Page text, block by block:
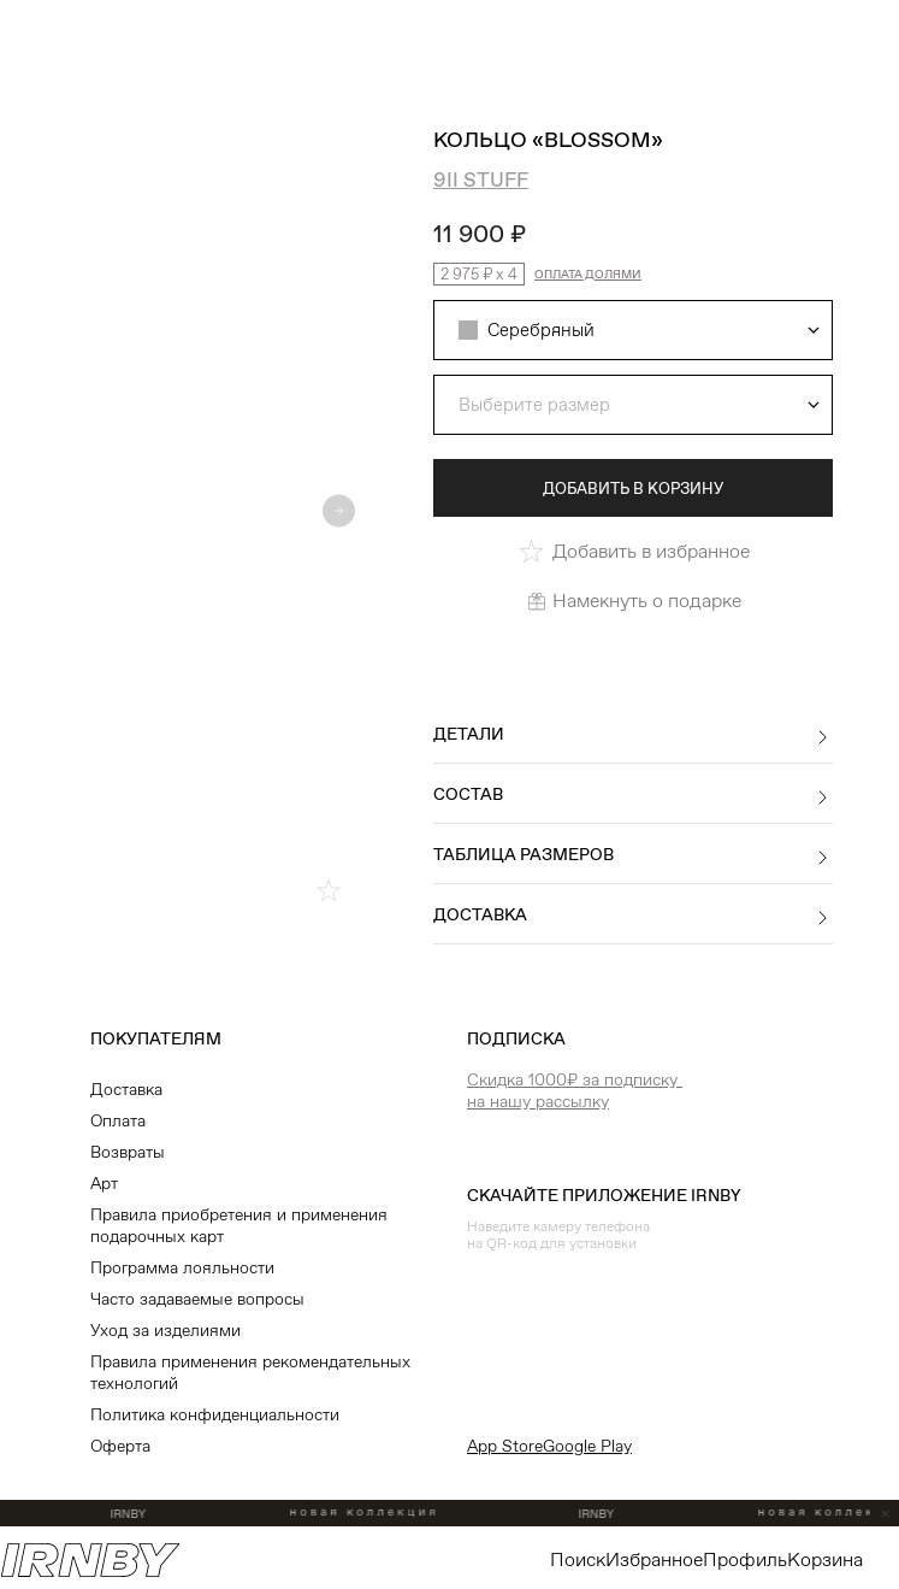
КОЛЬЦО «BLOSSOM»
9II STUFF
11 900 ₽
2 975 ₽x 4 ОПЛАТА ДОЛЯМИ
Серебряный
Выберите размер
ДОБАВИТЬ В КОРЗИНУ
Добавить в избранное
Намекнуть о подарке
ДЕТАЛИ
СОСТАВ
ТАБЛИЦА РАЗМЕРОВ
ДОСТАВКА
ПОКУПАТЕЛЯМ
Доставка
Оплата
Возвраты
Арт
Правила приобретения и применения
подарочных карт
Программа лояльности
Часто задаваемые вопросы
Уход за изделиями
Правила применения рекомендательных
технологий
Политика конфиденциальности
Оферта
ПОДПИСКА
Скидка 1000₽ за подписку
на нашу рассылку
СКАЧАЙТЕ ПРИЛОЖЕНИЕ IRNBY
Наведите камеру телефона
на QR-код для установки
App StoreGoogle Play
поиск избранное профиль корзина